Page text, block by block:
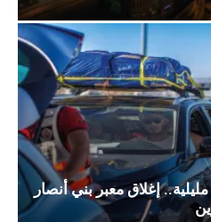
إغلاق معبر بني أنصار